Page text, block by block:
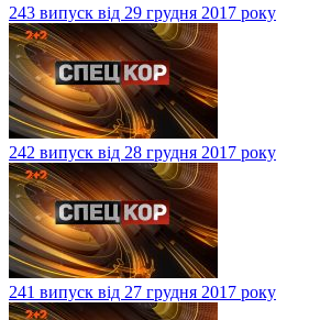
243 випуск від 29 грудня 2017 року
242 випуск від 28 грудня 2017 року
241 випуск від 27 грудня 2017 року